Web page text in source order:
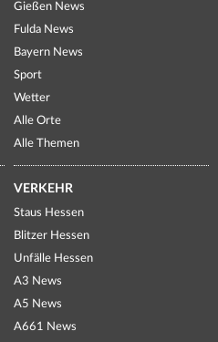
Gießen News
Fulda News
Bayern News
Sport
Wetter
Alle Orte
Alle Themen
VERKEHR
Staus Hessen
Blitzer Hessen
Unfälle Hessen
A3 News
A5 News
A661 News